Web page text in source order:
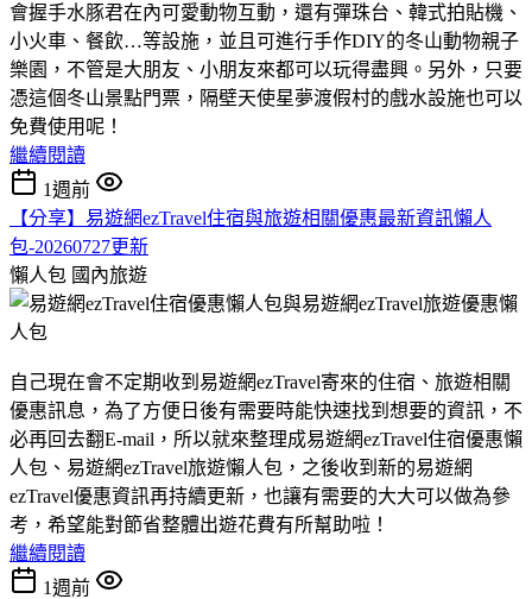
會握手水豚君在內可愛動物互動，還有彈珠台、韓式拍貼機、
小火車、餐飲…等設施，並且可進行手作DIY的冬山動物親子
樂園，不管是大朋友、小朋友來都可以玩得盡興。另外，只要
憑這個冬山景點門票，隔壁天使星夢渡假村的戲水設施也可以
免費使用呢！
繼續閱讀
1週前
【分享】易遊網ezTravel住宿與旅遊相關優惠最新資訊懶人
包-20260727更新
懶人包 國內旅遊
自己現在會不定期收到易遊網ezTravel寄來的住宿、旅遊相關
優惠訊息，為了方便日後有需要時能快速找到想要的資訊，不
必再回去翻E-mail，所以就來整理成易遊網ezTravel住宿優惠懶
人包、易遊網ezTravel旅遊懶人包，之後收到新的易遊網
ezTravel優惠資訊再持續更新，也讓有需要的大大可以做為參
考，希望能對節省整體出遊花費有所幫助啦！
繼續閱讀
1週前